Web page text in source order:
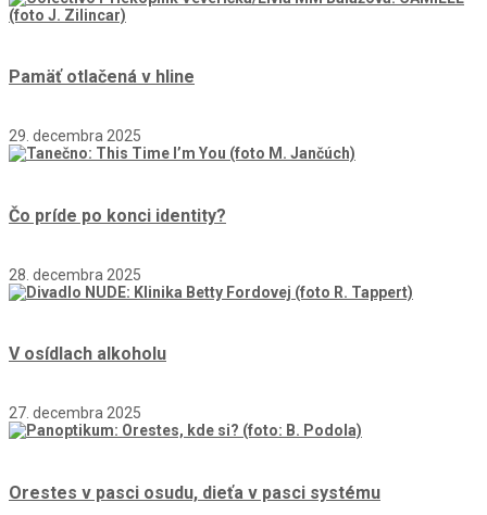
Pamäť otlačená v hline
29. decembra 2025
Čo príde po konci identity?
28. decembra 2025
V osídlach alkoholu
27. decembra 2025
Orestes v pasci osudu, dieťa v pasci systému